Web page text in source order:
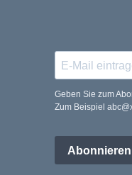
Geben Sie zum
Zum Beispiel
Abonnieren